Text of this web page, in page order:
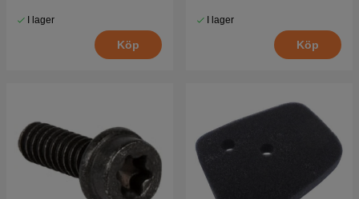
I lager
Köp
I lager
Köp